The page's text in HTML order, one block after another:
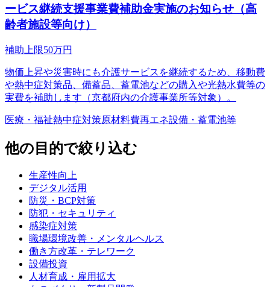
ービス継続支援事業費補助金実施のお知らせ（高
齢者施設等向け）
補助上限50万円
物価上昇や災害時にも介護サービスを継続するため、移動費
や熱中症対策品、備蓄品、蓄電池などの購入や光熱水費等の
実費を補助します（京都府内の介護事業所等対象）。
医療・福祉熱中症対策原材料費再エネ設備・蓄電池等
他の目的で絞り込む
生産性向上
デジタル活用
防災・BCP対策
防犯・セキュリティ
感染症対策
職場環境改善・メンタルヘルス
働き方改革・テレワーク
設備投資
人材育成・雇用拡大